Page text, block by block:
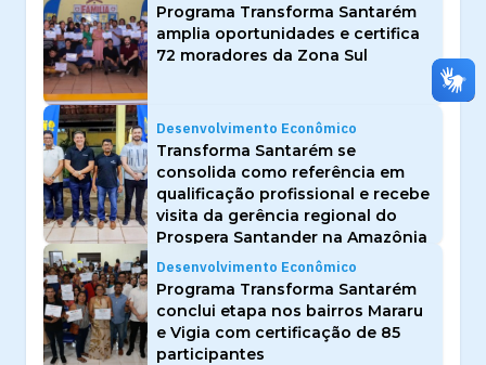
Programa Transforma Santarém
amplia oportunidades e certifica
72 moradores da Zona Sul
Desenvolvimento Econômico
Transforma Santarém se
consolida como referência em
qualificação profissional e recebe
visita da gerência regional do
Prospera Santander na Amazônia
Desenvolvimento Econômico
Programa Transforma Santarém
conclui etapa nos bairros Mararu
e Vigia com certificação de 85
participantes